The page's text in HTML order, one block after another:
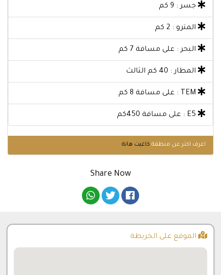
جسر : 9 كم
المترو : 2 كم
البحر : على مسافة 7 كم
المطار : 40 كم الثالث
اعرف اكثر عن منطقة كاغيت هانة
Share Now
الموقع على الخريطة